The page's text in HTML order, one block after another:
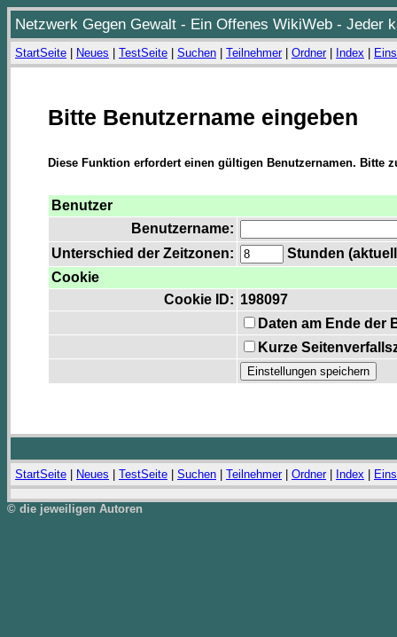
Netzwerk Gegen Gewalt - Ein Offenes WikiWeb - Jeder
StartSeite Neues TestSeite Suchen Teilnehmer| Ordner| Index
Bitte Benutzername eingeben
Diese Funktion erfordert einen gültigen Benutzernamen. Bitte
Benutzer
Benutzername:
Unterschied der Zeitzonen:
Stunden
Cookie
Cookie ID: 198097
Daten am Ende der
Kurze
StartSeite Neues TestSeite Suchen Teilnehmer| Ordner| Index
© die jeweiligen Autoren